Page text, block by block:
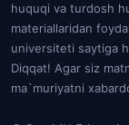
huquqi va turdosh
materiallaridan
universiteti saytiga
Diqqat! Agar siz
ma`muriyatni